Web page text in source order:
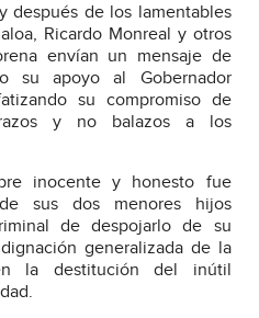
después de los lamentables
Ricardo Monreal y otros
envían un mensaje de
su apoyo al Gobernador
su compromiso de
y no balazos a los
inocente y honesto fue
sus dos menores hijos
de despojarlo de su
generalizada de la
la destitución del inútil